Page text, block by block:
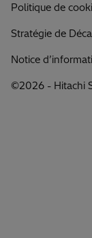
Politique de
Stratégie de
Notice
©2026 - Hitachi